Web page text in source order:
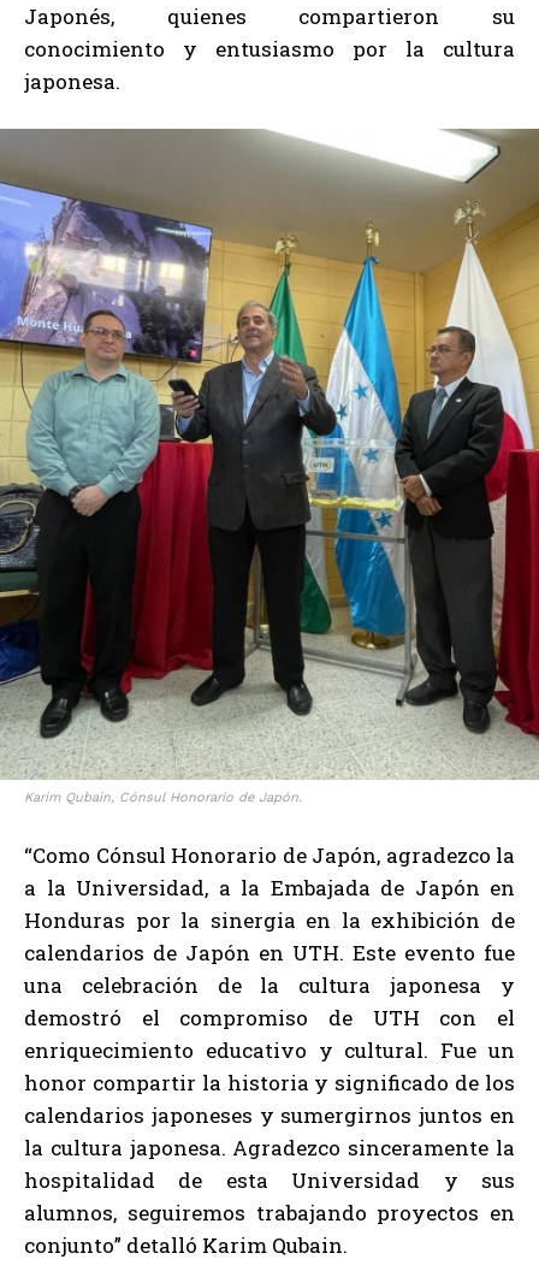
Japonés, quienes compartieron su
conocimiento y entusiasmo por la cultura
japonesa.
Karim Qubain, Cónsul Honorario de Japón.
“Como Cónsul Honorario de Japón, agradezco la
a la Universidad, a la Embajada de Japón en
Honduras por la sinergia en la exhibición de
calendarios de Japón en UTH. Este evento fue
una celebración de la cultura japonesa y
demostró el compromiso de UTH con el
enriquecimiento educativo y cultural. Fue un
honor compartir la historia y significado de los
calendarios japoneses y sumergirnos juntos en
la cultura japonesa. Agradezco sinceramente la
hospitalidad de esta Universidad y sus
alumnos, seguiremos trabajando proyectos en
conjunto” detalló Karim Qubain.